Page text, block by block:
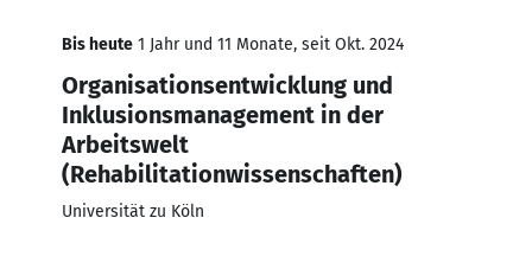
Bis heute 1 Jahr und 11 Monate, seit Okt. 2024
Organisationsentwicklung und
Inklusionsmanagement in der
Arbeitswelt
(Rehabilitationwissenschaften)
Universität zu Köln